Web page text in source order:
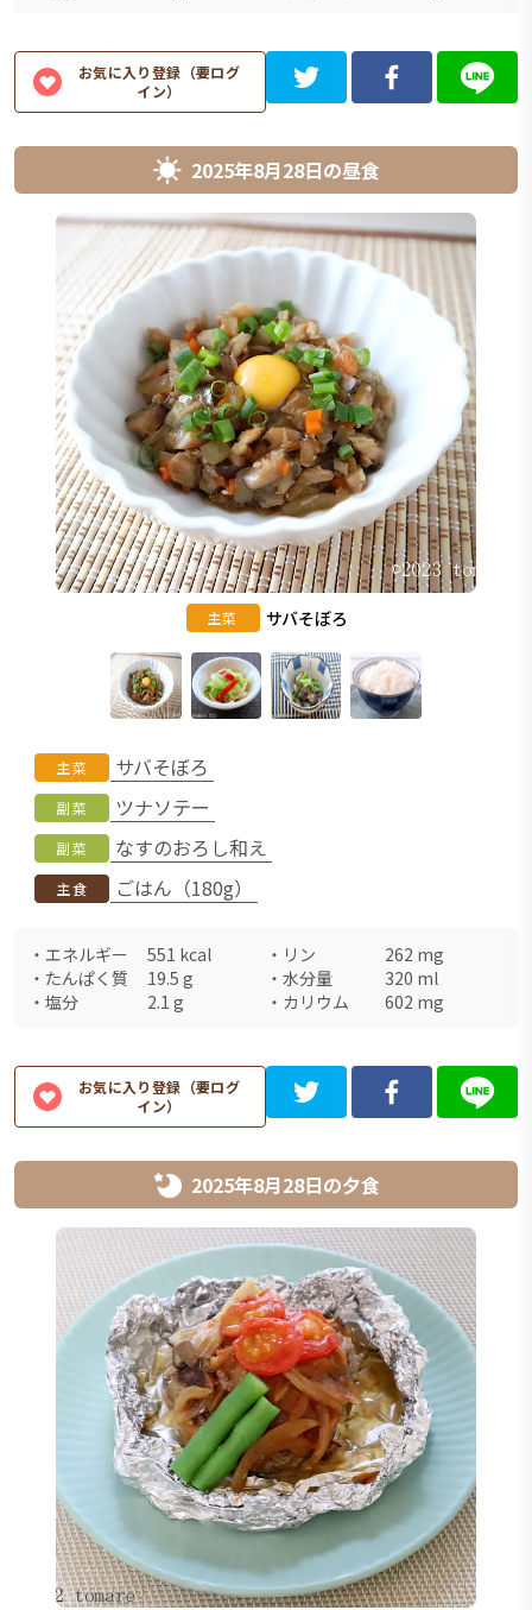
お気に入り登録（要ログ
イン）
2025年8月28日の昼食
主菜 サバそぼろ
主菜 サバそぼろ
副菜 ツナソテー
副菜 なすのおろし和え
主食 ごはん（180g）
・ エネルギー 551 kcal ・ リン 262 mg
・ たんぱく質 19.5 g ・ 水分量 320 ml
・ 塩分 2.1 g ・ カリウム 602 mg
お気に入り登録（要ログ
イン）
2025年8月28日の夕食